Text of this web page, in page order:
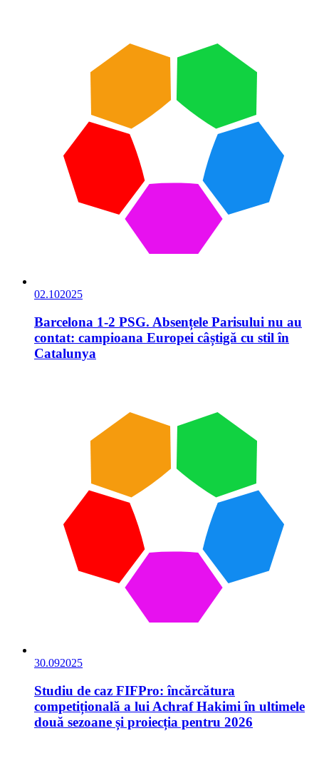
02.102025
Barcelona 1-2 PSG. Absențele Parisului nu au
contat: campioana Europei câștigă cu stil în
Catalunya
30.092025
Studiu de caz FIFPro: încărcătura
competițională a lui Achraf Hakimi în ultimele
două sezoane și proiecția pentru 2026